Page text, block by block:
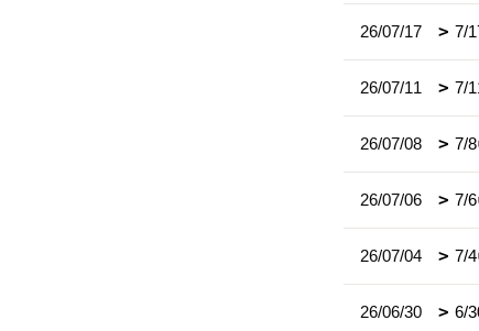
26/07/17 7/
26/07/11 7/
26/07/08 7/
26/07/06 7/
26/07/04 7/
26/06/30 6/